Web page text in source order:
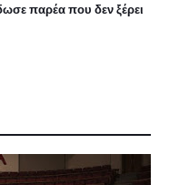
παρέα που δεν ξέρει